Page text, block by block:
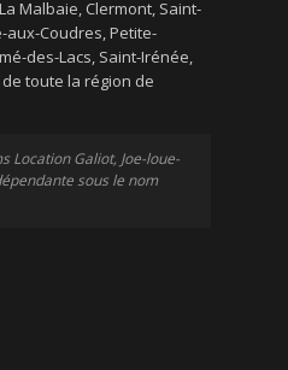
Malbaie, Clermont, Saint-
aux-Coudres, Petite-
des-Lacs, Saint-Irénée,
toute la région de
Location Galiot, Joe-loue-
sous le nom